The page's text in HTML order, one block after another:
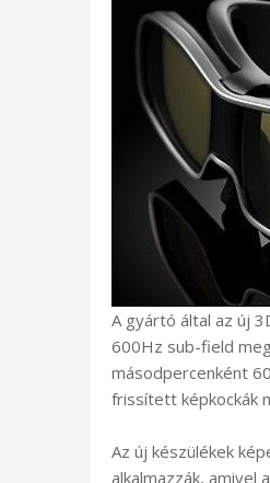
A gyártó által az új
600Hz sub-field
másodpercenként
frissített képkockák
Az új készülékek
alkalmazzák, amivel